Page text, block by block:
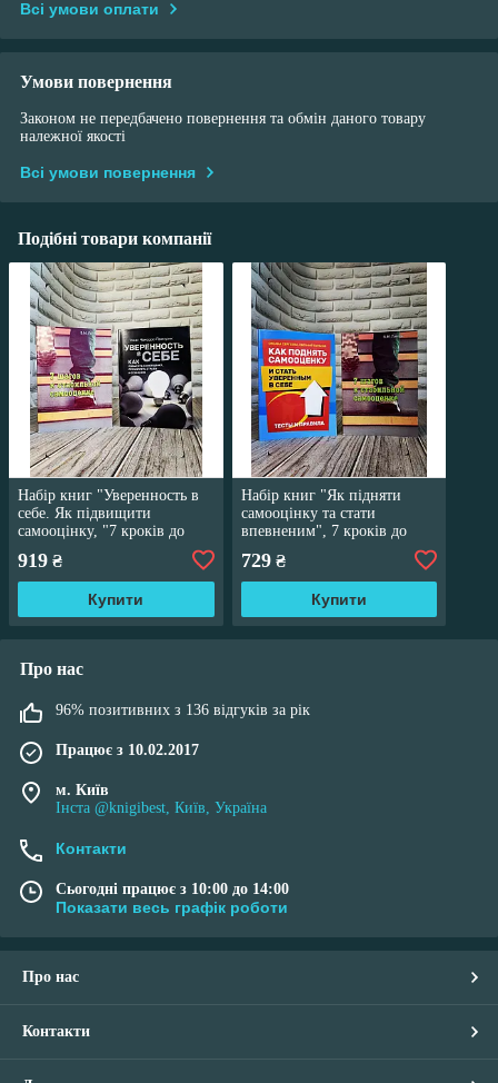
Всі умови оплати
Умови повернення
Законом не передбачено повернення та обмін даного товару
належної якості
Всі умови повернення
Подібні товари компанії
Набір книг "Уверенность в
себе. Як підвищити
самооцінку, "7 кроків до
919 ₴
Купити
Набір книг "Як підняти
самооцінку та стати
впевненим", 7 кроків до
729₴
Купити
Про нас
96% позитивних з 136 відгуків за рік
Працює з 10.02.2017
м. Київ
Інста @knigibest, Київ, Україна
Контакти
Сьогодні працює з 10:00 до 14:00
Показати весь графік роботи
Про нас
Контакти